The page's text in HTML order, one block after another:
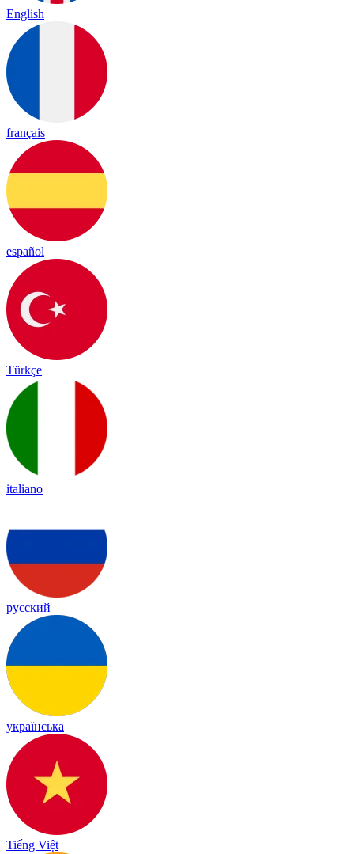
English
français
español
Türkçe
italiano
русский
українська
Tiếng Việt